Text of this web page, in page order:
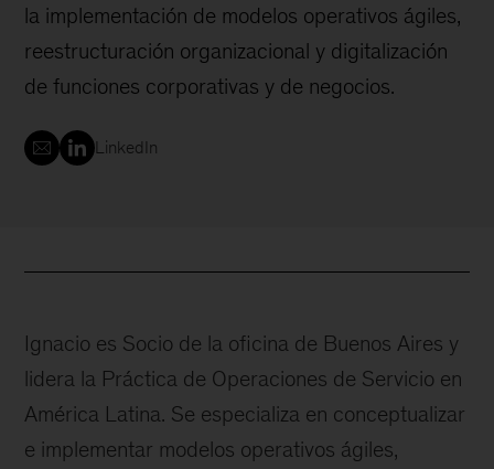
la implementación de modelos operativos ágiles,
reestructuración organizacional y digitalización
de funciones corporativas y de negocios.
LinkedIn
Ignacio es Socio de la oficina de Buenos Aires y
lidera la Práctica de Operaciones de Servicio en
América Latina. Se especializa en conceptualizar
e implementar modelos operativos ágiles,